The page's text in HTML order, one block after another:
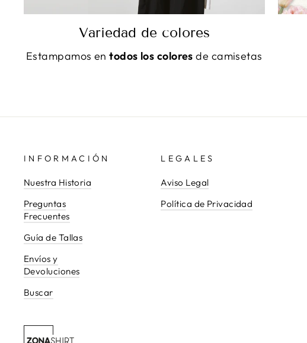
Variedad de colores
Estampamos entodos los colores de camisetas
INFORMACIÓN
Nuestra Historia
Preguntas
Frecuentes
Guía de Tallas
Envíos y
Devoluciones
Buscar
LEGALES
Aviso Legal
Política de Privacidad